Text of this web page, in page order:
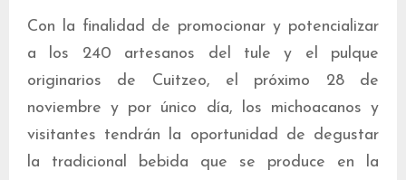
Con la finalidad de promocionar y potencializar
a los 240 artesanos del tule y el pulque
originarios de Cuitzeo, el próximo 28 de
noviembre y por único día, los michoacanos y
visitantes tendrán la oportunidad de degustar
la tradicional bebida que se produce en la